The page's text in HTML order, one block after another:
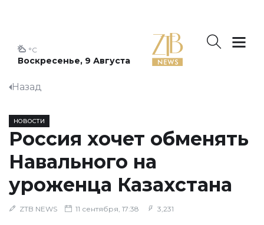
Воскресенье, 9 Августа
°C
Назад
НОВОСТИ
Россия хочет обменять
Навального на
уроженца Казахстана
ZTB NEWS 11 сентября, 17:38 3,231